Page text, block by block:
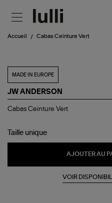
Accueil Cabas Ceinture Vert
MADE IN EUROPE
JW ANDERSON
Cabas
Cabas Ceinture Vert
Taille unique
AJOUTER AU
VOIR